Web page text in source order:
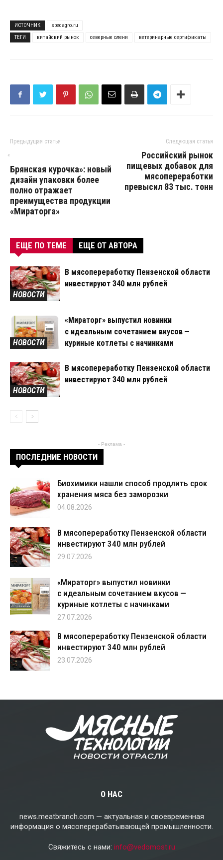
ИСТОЧНИК
specagro.ru
ТЕГИ
китайский рынок северные олени ветеринарные сертификаты
Предыдущая статья
«
Брянская курочка»: новый
дизайн упаковки более
полно отражает
преимущества продукции
«Мираторга»
Следующая статья
Российский рынок
пищевых добавок для
мясопереработки
превысил 83 тыс. тонн
ЕЩЕ ПО ТЕМЕ ЕЩЕ ОТ АВТОРА
НОВОСТИ
В мясопереработку Пензенской области
инвестируют 340 млн рублей
НОВОСТИ
«Мираторг» выпустил новинки
с идеальным сочетанием вкусов —
куриные котлеты с начинками
НОВОСТИ
В мясопереработку Пензенской области
инвестируют 340 млн рублей
- Реклама -
ПОСЛЕДНИЕ НОВОСТИ
Биохимики нашли способ продлить срок
хранения мяса без заморозки
04.08.2026
В мясопереработку Пензенской области
инвестируют 340 млн рублей
29.07.2026
«Мираторг» выпустил новинки
с идеальным сочетанием вкусов —
куриные котлеты с начинками
27.07.2026
В мясопереработку Пензенской области
инвестируют 340 млн рублей
23.07.2026
О НАС
news.meatbranch.com — актуальная и своевременная
информация о мясоперерабатывающей промышленности.
Свяжитесь с нами: info@vedomost.ru